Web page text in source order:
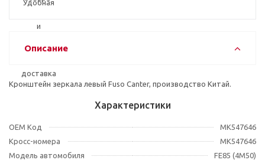
Описание
Кронштейн зеркала левый Fuso Canter, производство Китай.
Характеристики
OEM Код
MK547646
Кросс-номера
MK547646
Модель автомобиля
FE85 (4M50)